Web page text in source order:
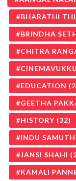
BHARATHI
BRINDHA
CHITRA
EDUCATION
GEETHA
HISTORY (32)
INDU
JANSI SHAHI
KAMALI